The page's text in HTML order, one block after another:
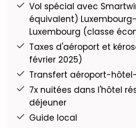
Vol spécial avec
équivalent)
Luxembourg (classe
Taxes d'aéroport et
février 2025)
Transfert aéroport-
7x nuitées dans l'hôtel
déjeuner
Guide local